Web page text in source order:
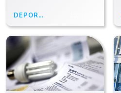
de luzDEPORTES Y ECONOMÍA